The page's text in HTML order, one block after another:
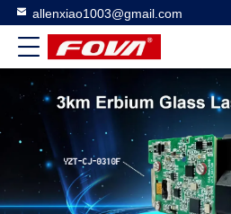
allenxiao1003@gmail.com